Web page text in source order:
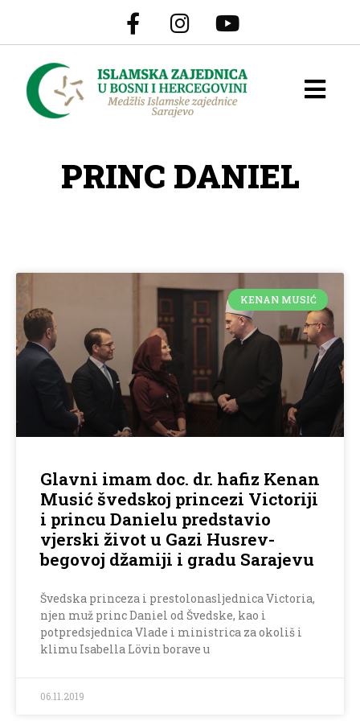
PRINC DANIEL
KENAN MUSIĆ
Glavni imam doc. dr. hafiz Kenan
Musić švedskoj princezi Victoriji
i princu Danielu predstavio
vjerski život u Gazi Husrev-
begovoj džamiji i gradu Sarajevu
Švedska princeza i prestolonasljednica Victoria,
njen muž princ Daniel od Švedske, kao i
potpredsjednica Vlade i ministrica za okoliš i
klimu Isabella Lövin borave u
06.11.2019